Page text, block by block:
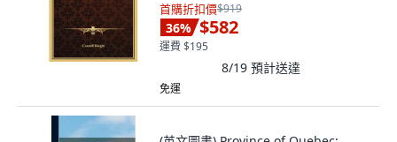
首購折扣價$919
36% $582
運費 $195
8/19 預計送達
免運